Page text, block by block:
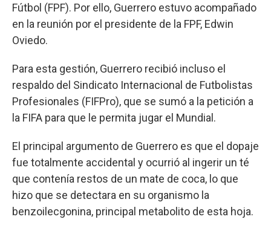
Fútbol (FPF). Por ello, Guerrero estuvo acompañado
en la reunión por el presidente de la FPF, Edwin
Oviedo.
Para esta gestión, Guerrero recibió incluso el
respaldo del Sindicato Internacional de Futbolistas
Profesionales (FIFPro), que se sumó a la petición a
la FIFA para que le permita jugar el Mundial.
El principal argumento de Guerrero es que el dopaje
fue totalmente accidental y ocurrió al ingerir un té
que contenía restos de un mate de coca, lo que
hizo que se detectara en su organismo la
benzoilecgonina, principal metabolito de esta hoja.